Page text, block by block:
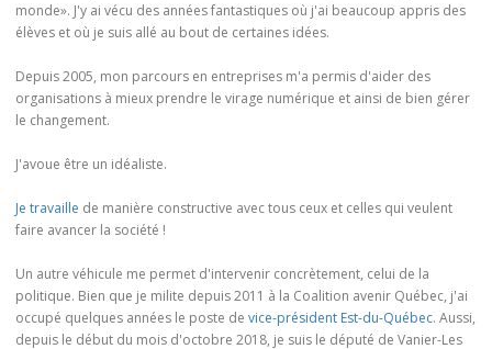
monde». J'y ai vécu des années fantastiques où j'ai beaucoup appris des
élèves et où je suis allé au bout de certaines idées.
Depuis 2005, mon parcours en entreprises m'a permis d'aider des
organisations à mieux prendre le virage numérique et ainsi de bien gérer
le changement.
J'avoue être un idéaliste.
Je travaille de manière constructive avec tous ceux et celles qui veulent
faire avancer la société !
Un autre véhicule me permet d'intervenir concrètement, celui de la
politique. Bien que je milite depuis 2011 à la Coalition avenir Québec, j'ai
occupé quelques années le poste de vice-président Est-du-Québec. Aussi,
depuis le début du mois d'octobre 2018, je suis le député de Vanier-Les